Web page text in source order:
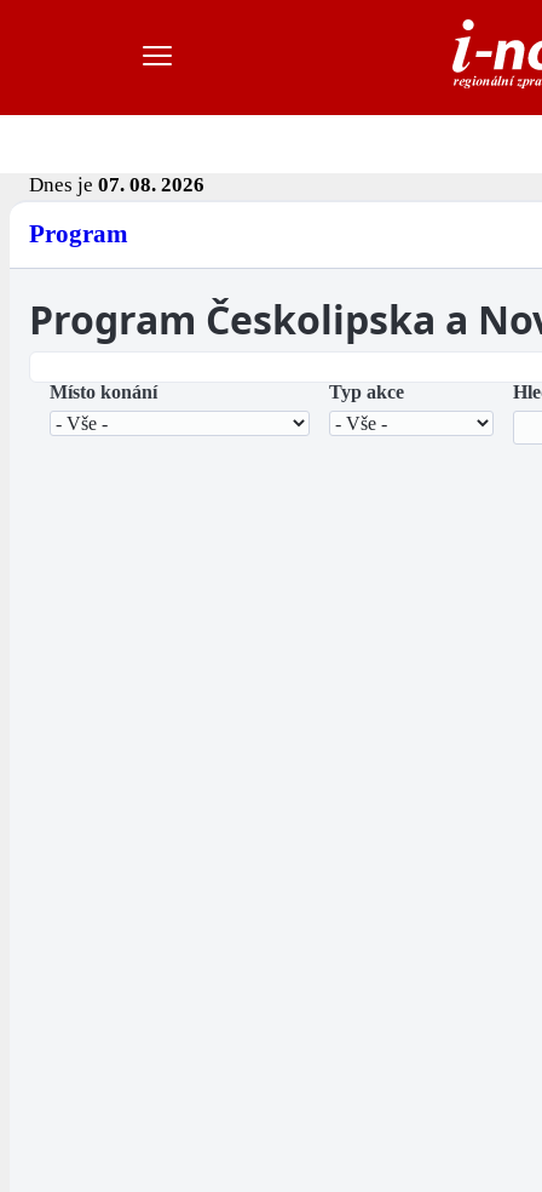
Dnes je 07. 08. 2026
Program
Program Českolipska a
Místo konání Typ akce